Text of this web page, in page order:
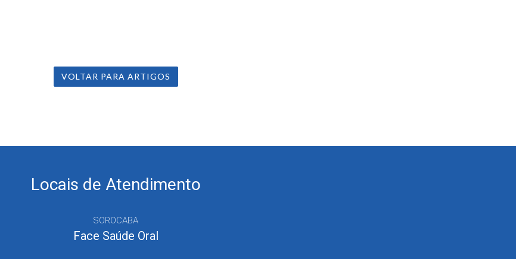
VOLTAR PARA ARTIGOS
Locais de Atendimento
SOROCABA
Face Saúde Oral